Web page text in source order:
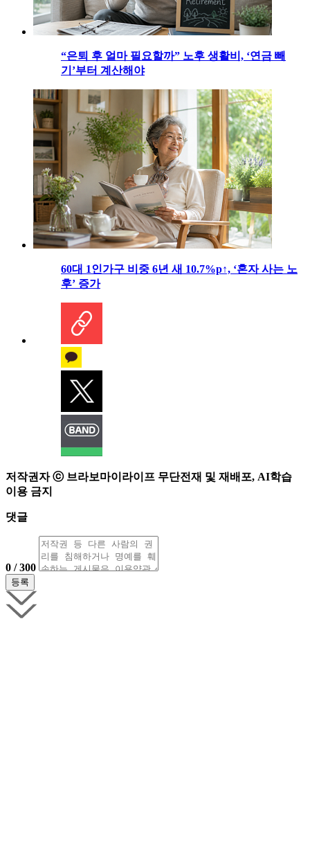
“은퇴 후 얼마 필요할까” 노후 생활비, ‘연금 빼
기’부터 계산해야
60대 1인가구 비중 6년 새 10.7%p↑, ‘혼자 사는 노
후’ 증가
저작권자 ⓒ 브라보마이라이프 무단전재 및 재배포, AI학습
이용 금지
댓글
0 / 300